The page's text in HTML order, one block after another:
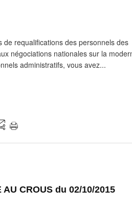
requalifications des personnels des
négociations nationales sur la
administratifs, vous avez...
CROUS du 02/10/2015